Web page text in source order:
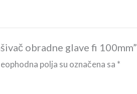
obradne glave fi 100mm”
polja su označena sa *